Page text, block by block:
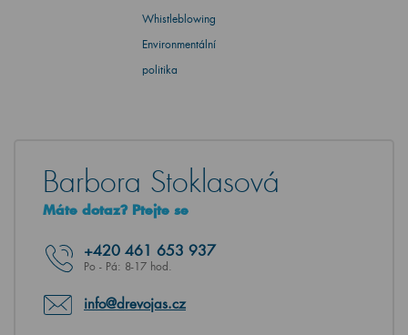
Whistleblowing
Environmentální
politika
Barbora Stoklasová
Máte dotaz? Ptejte se
+420 461 653 937
Po - Pá: 8-17 hod.
info@drevojas.cz